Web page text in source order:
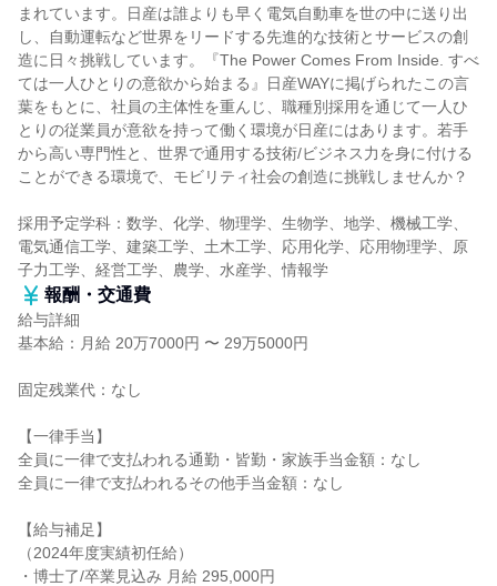
まれています。日産は誰よりも早く電気自動車を世の中に送り出
し、自動運転など世界をリードする先進的な技術とサービスの創
造に日々挑戦しています。『The Power Comes From Inside. すべ
ては一人ひとりの意欲から始まる』日産WAYに掲げられたこの言
葉をもとに、社員の主体性を重んじ、職種別採用を通じて一人ひ
とりの従業員が意欲を持って働く環境が日産にはあります。若手
から高い専門性と、世界で通用する技術/ビジネス力を身に付ける
ことができる環境で、モビリティ社会の創造に挑戦しませんか？
採用予定学科：数学、化学、物理学、生物学、地学、機械工学、
電気通信工学、建築工学、土木工学、応用化学、応用物理学、原
子力工学、経営工学、農学、水産学、情報学
報酬・交通費
給与詳細
基本給：月給 20万7000円 〜 29万5000円
固定残業代：なし
【一律手当】
全員に一律で支払われる通勤・皆勤・家族手当金額：なし
全員に一律で支払われるその他手当金額：なし
【給与補足】
（2024年度実績初任給）
・博士了/卒業見込み 月給 295,000円